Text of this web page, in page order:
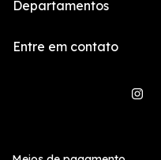
Departamentos
Entre em contato